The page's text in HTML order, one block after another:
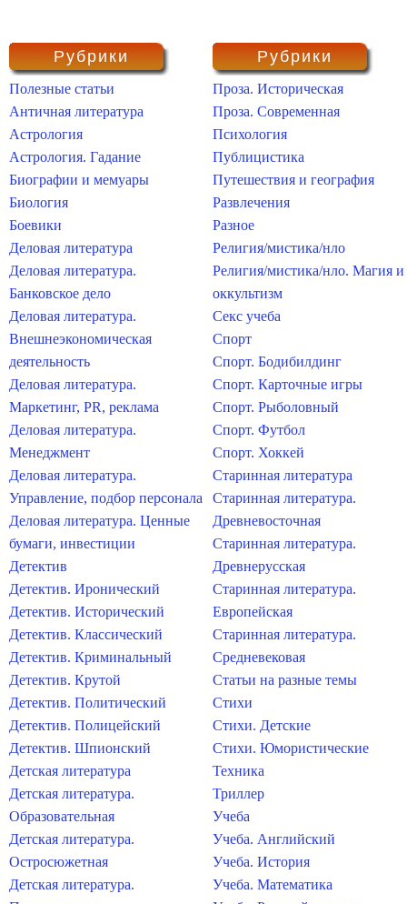
Рубрики
Полезные статьи
Античная литература
Астрология
Астрология. Гадание
Биографии и мемуары
Биология
Боевики
Деловая литература
Деловая литература.
Банковское дело
Деловая литература.
Внешнеэкономическая
деятельность
Деловая литература.
Маркетинг, PR, реклама
Деловая литература.
Менеджмент
Деловая литература.
Управление, подбор персонала
Деловая литература. Ценные
бумаги, инвестиции
Детектив
Детектив. Иронический
Детектив. Исторический
Детектив. Классический
Детектив. Криминальный
Детектив. Крутой
Детектив. Политический
Детектив. Полицейский
Детектив. Шпионский
Детская литература
Детская литература.
Образовательная
Детская литература.
Остросюжетная
Детская литература.
Рубрики
Проза. Историческая
Проза. Современная
Психология
Публицистика
Путешествия и география
Развлечения
Разное
Религия/мистика/нло
Религия/мистика/нло. Магия и
оккультизм
Секс учеба
Спорт
Спорт. Бодибилдинг
Спорт. Карточные игры
Спорт. Рыболовный
Спорт. Футбол
Спорт. Хоккей
Старинная литература
Старинная литература.
Древневосточная
Старинная литература.
Древнерусская
Старинная литература.
Европейская
Старинная литература.
Средневековая
Статьи на разные темы
Стихи
Стихи. Детские
Стихи. Юмористические
Техника
Триллер
Учеба
Учеба. Английский
Учеба. История
Учеба. Математика